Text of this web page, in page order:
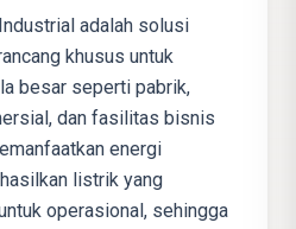
adalah solusi
khusus untuk
besar seperti pabrik,
dan fasilitas bisnis
energi
listrik yang
operasional, sehingga